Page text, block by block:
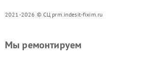
2021-2026 © СЦ prm.indesit-fixim.ru
Мы ремонтируем